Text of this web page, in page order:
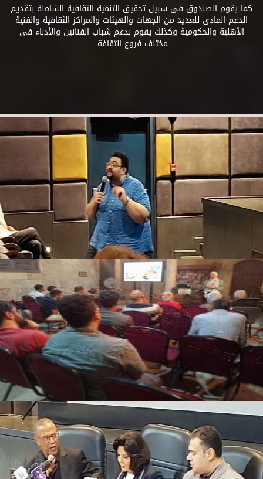
كما يقوم الصندوق فى سبيل تحقيق التنمية الثقافية الشاملة بتقديم
الدعم المادى للعديد من الجهات والهيئات والمراكز الثقافية والفنية
الأهلية والحكومية وكذلك يقوم بدعم شباب الفنانين والأدباء فى
مختلف فروع الثقافة.